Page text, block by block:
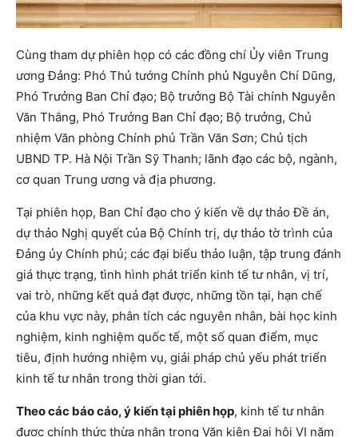
Cùng tham dự phiên họp có các đồng chí Ủy viên Trung
ương Đảng: Phó Thủ tướng Chính phủ Nguyễn Chí Dũng,
Phó Trưởng Ban Chỉ đạo; Bộ trưởng Bộ Tài chính Nguyễn
Văn Thắng, Phó Trưởng Ban Chỉ đạo; Bộ trưởng, Chủ
nhiệm Văn phòng Chính phủ Trần Văn Sơn; Chủ tịch
UBND TP. Hà Nội Trần Sỹ Thanh; lãnh đạo các bộ, ngành,
cơ quan Trung ương và địa phương.
Tại phiên họp, Ban Chỉ đạo cho ý kiến về dự thảo Đề án,
dự thảo Nghị quyết của Bộ Chính trị, dự thảo tờ trình của
Đảng ủy Chính phủ; các đại biểu thảo luận, tập trung đánh
giá thực trạng, tình hình phát triển kinh tế tư nhân, vị trí,
vai trò, những kết quả đạt được, những tồn tại, hạn chế
của khu vực này, phân tích các nguyên nhân, bài học kinh
nghiệm, kinh nghiệm quốc tế, một số quan điểm, mục
tiêu, định hướng nhiệm vụ, giải pháp chủ yếu phát triển
kinh tế tư nhân trong thời gian tới.
Theo các báo cáo, ý kiến tại phiên họp, kinh tế tư nhân
được chính thức thừa nhận trong Văn kiện Đại hội VI năm